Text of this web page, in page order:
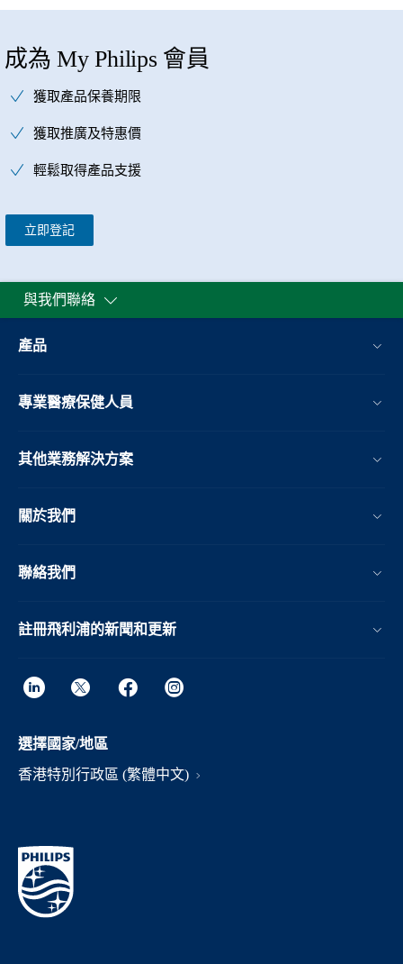
成為 My Philips 會員
獲取產品保養期限
獲取推廣及特惠價
輕鬆取得產品支援
立即登記
與我們聯絡
產品
專業醫療保健人員
其他業務解決方案​
關於我們
聯絡我們
註冊飛利浦的新聞和更新
選擇國家/地區
香港特別行政區 (繁體中文)